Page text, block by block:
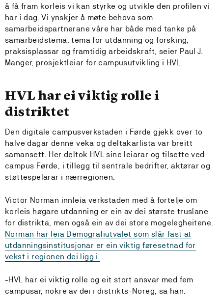
å få fram korleis vi kan styrke og utvikle den profilen vi
har i dag. Vi ynskjer å møte behova som
samarbeidspartnerane våre har både med tanke på
samarbeidstema, tema for utdanning og forsking,
praksisplassar og framtidig arbeidskraft, seier Paul J.
Manger, prosjektleiar for campusutvikling i HVL.
HVL har ei viktig rolle i
distriktet
Den digitale campusverkstaden i Førde gjekk over to
halve dagar denne veka og deltakarlista var breitt
samansett. Her deltok HVL sine leiarar og tilsette ved
campus Førde, i tillegg til sentrale bedrifter, aktørar og
støttespelarar i nærregionen.
Victor Norman innleia verkstaden med å fortelje om
korleis høgare utdanning er ein av dei største truslane
for distrikta, men også ein av dei store mogelegheitene.
Norman har leia Demografiutvalet som slår fast at
utdanningsinstitusjonar er ein viktig føresetnad for
vekst i regionen dei ligg i.
-HVL har ei viktig rolle og eit stort ansvar med fem
campusar, nokre av dei i distrikts-Noreg, sa han.